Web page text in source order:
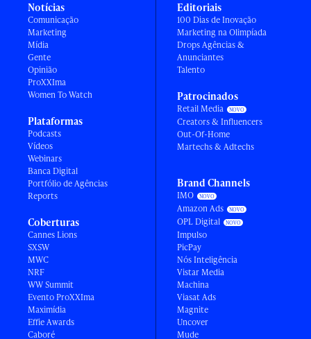
Notícias
Comunicação
Marketing
Mídia
Gente
Opinião
ProXXIma
Women To Watch
Plataformas
Podcasts
Vídeos
Webinars
Banca Digital
Portfólio de Agências
Reports
Coberturas
Cannes Lions
SXSW
MWC
NRF
WW Summit
Evento ProXXIma
Maximídia
Effie Awards
Caboré
Editoriais
100 Dias de Inovação
Marketing na Olimpíada
Drops Agências &
Anunciantes
Talento
Patrocinados
Retail Media
Creators & Influencers
Out-Of-Home
Martechs & Adtechs
Brand Channels
IMO
Amazon Ads
OPL Digital
Impulso
PicPay
Nós Inteligência
Vistar Media
Machina
Viasat Ads
Magnite
Uncover
Mude